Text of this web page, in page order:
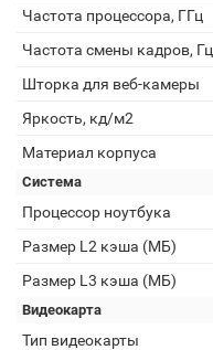
Частота процессора, ГГц
Частота смены кадров, Гц
Шторка для веб-камеры
Яркость, кд/м2
Материал корпуса
Система
Процессор ноутбука
Размер L2 кэша (МБ)
Размер L3 кэша (МБ)
Видеокарта
Тип видеокарты